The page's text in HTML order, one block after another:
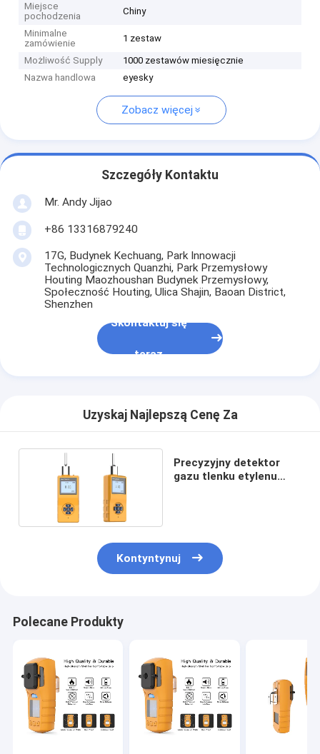
Miejsce
pochodzenia
Chiny
Minimalne
zamówienie
1 zestaw
Możliwość Supply
1000 zestawów miesięcznie
Nazwa handlowa
eyesky
Zobacz więcej
Szczegóły Kontaktu
Mr. Andy Jijao
+86 13316879240
17G, Budynek Kechuang, Park Innowacji
Technologicznych Quanzhi, Park Przemysłowy
Houting Maozhoushan Budynek Przemysłowy,
Społeczność Houting, Ulica Shajin, Baoan District,
Shenzhen
Skontaktuj się
teraz
Uzyskaj Najlepszą Cenę Za
Precyzyjny detektor
gazu tlenku etylenu
Kontyntynuj
Polecane Produkty